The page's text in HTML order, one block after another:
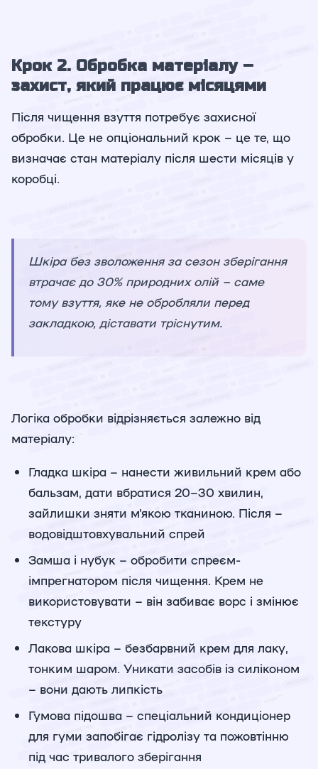
Крок 2. Обробка матеріалу –
захист, який працює місяцями
Після чищення взуття потребує захисної
обробки. Це не опціональний крок – це те, що
визначає стан матеріалу після шести місяців у
коробці.
Шкіра без зволоження за сезон зберігання
втрачає до 30% природних олій – саме
тому взуття, яке не обробляли перед
закладкою, діставати тріснутим.
Логіка обробки відрізняється залежно від
матеріалу:
Гладка шкіра – нанести живильний крем або
бальзам, дати вбратися 20–30 хвилин,
зайлишки зняти м'якою тканиною. Після –
водовідштовхувальний спрей
Замша і нубук – обробити спреєм-
імпрегнатором після чищення. Крем не
використовувати – він забиває ворс і змінює
текстуру
Лакова шкіра – безбарвний крем для лаку,
тонким шаром. Уникати засобів із силіконом
– вони дають липкість
Гумова підошва – спеціальний кондиціонер
для гуми запобігає гідролізу та пожовтінню
під час тривалого зберігання